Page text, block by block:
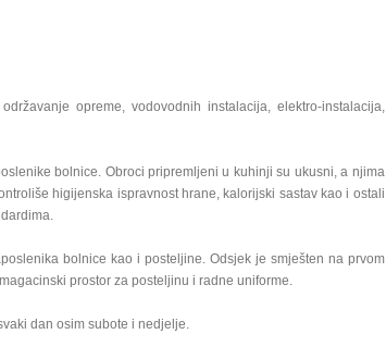
opreme, vodovodnih instalacija, elektro-instalacija,
bolnice. Obroci pripremljeni u kuhinji su ukusni, a njima
higijenska ispravnost hrane, kalorijski sastav kao i ostali
bolnice kao i posteljine. Odsjek je smješten na prvom
prostor za posteljinu i radne uniforme.
dan osim subote i nedjelje.